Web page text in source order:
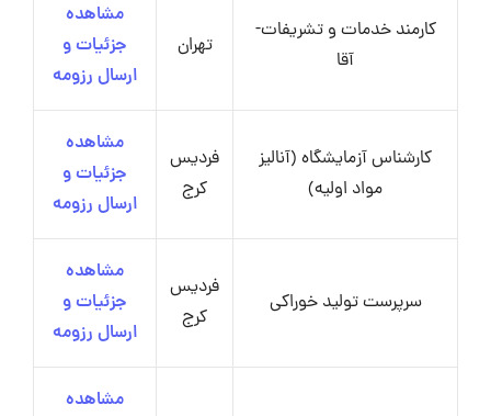
کارمند خدمات و تشریفات-
آقا
تهران
مشاهده
جزئیات و
ارسال رزومه
کارشناس آزمایشگاه (آنالیز
مواد اولیه)
فردیس
کرج
مشاهده
جزئیات و
ارسال رزومه
سرپرست تولید خوراکی
فردیس
کرج
مشاهده
جزئیات و
ارسال رزومه
مشاهده